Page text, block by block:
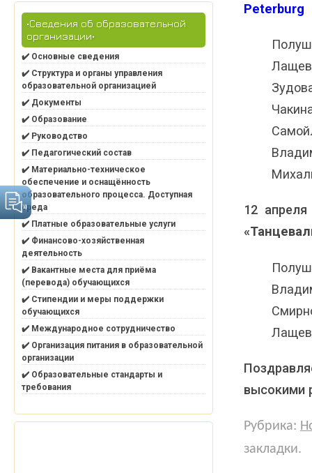
Peterburg
12
высокими
Рубрика:
закладки.
•Сведения об образовательной
организации•
✔️ Основные сведения
✔️ Структура и органы управления
образовательной организацией
✔️ Документы
✔️ Образование
✔️ Руководство
✔️ Педагогический состав
✔️ Материально-техническое
обеспечение и оснащённость
образовательного процесса. Доступная
среда
✔️ Платные образовательные услуги
✔️ Финансово-хозяйственная
деятельность
✔️ Вакантные места для приёма
(перевода) обучающихся
✔️ Стипендии и меры поддержки
обучающихся
✔️ Международное сотрудничество
✔️ Организация питания в образовательной
организации
✔️ Образовательные стандарты и
требования